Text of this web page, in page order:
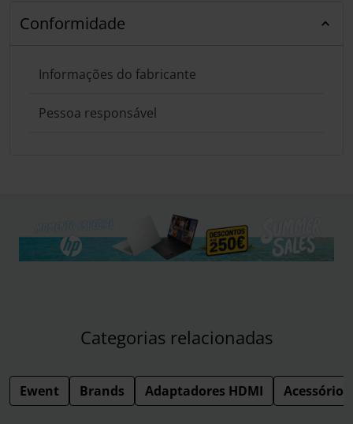
Conformidade
Informações do fabricante
Pessoa responsável
Categorias relacionadas
Ewent Brands Adaptadores HDMI